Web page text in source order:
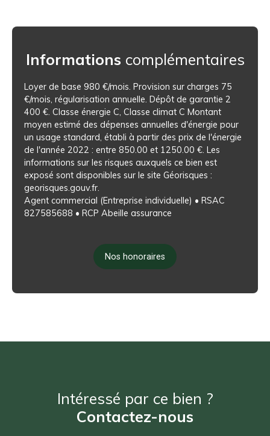
Informations complémentaires
Loyer de base 980 €/mois. Provision sur charges 75
€/mois, régularisation annuelle. Dépôt de garantie 2
400 €. Classe énergie C, Classe climat C Montant
moyen estimé des dépenses annuelles d'énergie pour
un usage standard, établi à partir des prix de l'énergie
de l'année 2022 : entre 850.00 et 1250.00 €. Les
informations sur les risques auxquels ce bien est
exposé sont disponibles sur le site Géorisques :
georisques.gouv.fr.
Agent commercial (Entreprise individuelle) • RSAC
827585688 • RCP Abeille assurance
Nos honoraires
Intéressé par ce bien ?
Contactez-nous